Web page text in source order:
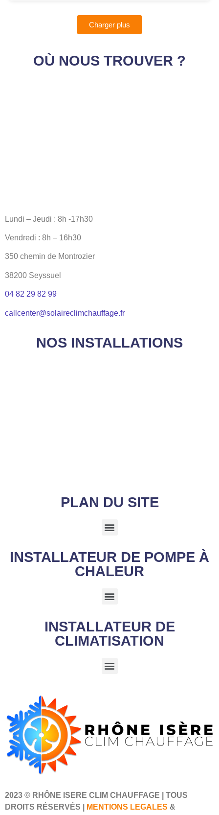
Charger plus
OÙ NOUS TROUVER ?
Lundi – Jeudi : 8h -17h30
Vendredi : 8h – 16h30
350 chemin de Montrozier
38200 Seyssuel
04 82 29 82 99
callcenter@solaireclimchauffage.fr
NOS INSTALLATIONS
PLAN DU SITE
INSTALLATEUR DE POMPE À
CHALEUR
INSTALLATEUR DE
CLIMATISATION
2023 © RHÔNE ISERE CLIM CHAUFFAGE | TOUS
DROITS RÉSERVÉS |
MENTIONS LEGALES &